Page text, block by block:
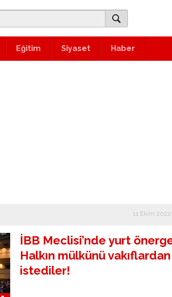
Eğitim Siyaset Haber
11 Ekim 2022
İBB Meclisi’nde yurt
Halkın mülkünü
istediler!